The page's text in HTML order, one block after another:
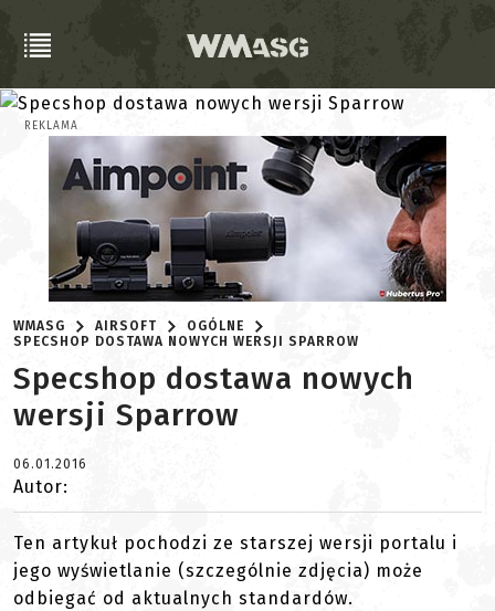
REKLAMA
WMASG AIRSOFT
OGÓLNE
SPECSHOP DOSTAWA NOWYCH WERSJI SPARROW
Specshop dostawa nowych
wersji Sparrow
06.01.2016
Autor:
Ten artykuł pochodzi ze starszej wersji portalu i
jego wyświetlanie (szczególnie zdjęcia) może
odbiegać od aktualnych standardów.